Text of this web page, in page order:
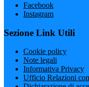
Facebook
Instagram
Sezione Link Utili
Cookie policy
Note legali
Informativa Privacy
Ufficio Relazioni